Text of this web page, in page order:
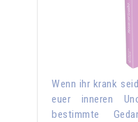
Wenn ihr krank
euer inneren
bestimmte